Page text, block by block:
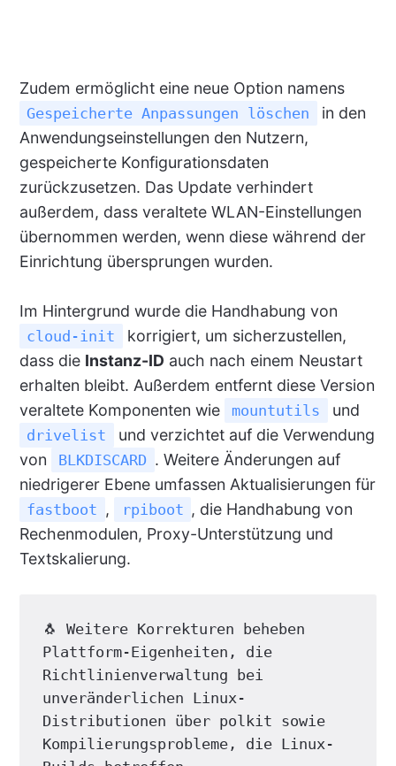
Zudem ermöglicht eine neue Option namens
Gespeicherte Anpassungen löschen
in den
Anwendungseinstellungen den Nutzern,
gespeicherte Konfigurationsdaten
zurückzusetzen. Das Update verhindert
außerdem, dass veraltete WLAN-Einstellungen
übernommen werden, wenn diese während der
Einrichtung übersprungen wurden.
Im Hintergrund wurde die Handhabung von
cloud-init
korrigiert, um sicherzustellen,
dass die Instanz-ID auch nach einem Neustart
erhalten bleibt. Außerdem entfernt diese Version
veraltete Komponenten wie
mountutils und
drivelist
und verzichtet auf die Verwendung
von
BLKDISCARD . Weitere Änderungen auf
niedrigerer Ebene umfassen Aktualisierungen für
fastboot , rpiboot , die Handhabung von
Rechenmodulen, Proxy-Unterstützung und
Textskalierung.
🐧 Weitere Korrekturen beheben
Plattform-Eigenheiten, die
Richtlinienverwaltung bei
unveränderlichen Linux-
Distributionen über polkit sowie
Kompilierungsprobleme, die Linux-